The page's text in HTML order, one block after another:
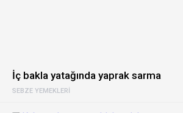
SEBZE YEMEKLERI
İç bakla yatağında yaprak sarma